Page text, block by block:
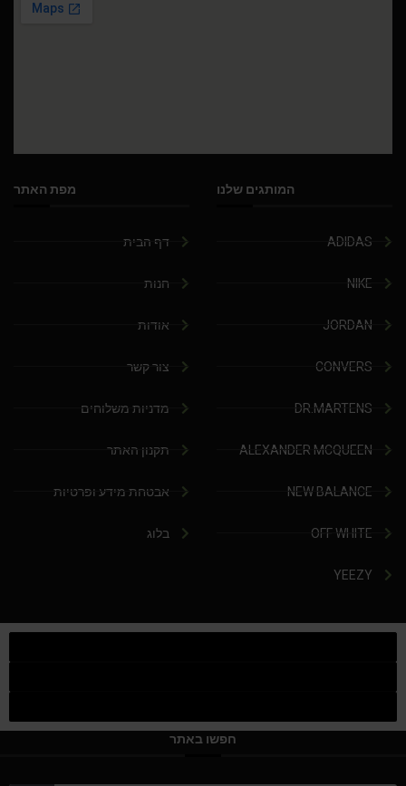
המותגים שלנו
ADIDAS
NIKE
JORDAN
CONVERS
DR.MARTENS
ALEXANDER MCQUEEN
NEW BALANCE
OFF WHITE
YEEZY
מפת האתר
דף הבית
חנות
אודות
צור קשר
מדניות משלוחים
תקנון האתר
אבטחת מידע ופרטיות
בלוג
חפשו באתר